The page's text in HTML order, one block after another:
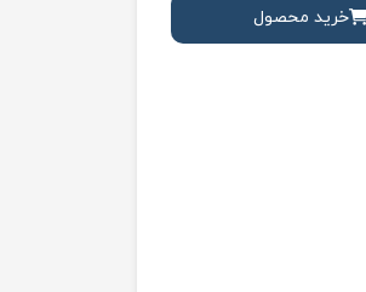
خرید محصول